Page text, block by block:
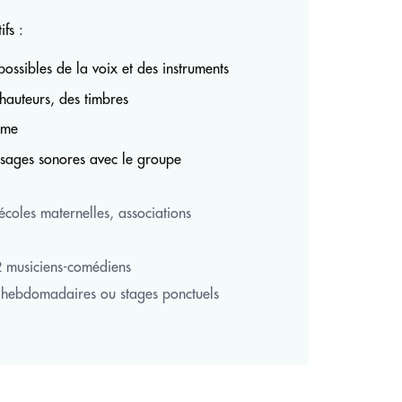
:
de la voix et des instruments
des timbres
sonores avec le groupe
maternelles, associations
comédiens
ou stages ponctuels